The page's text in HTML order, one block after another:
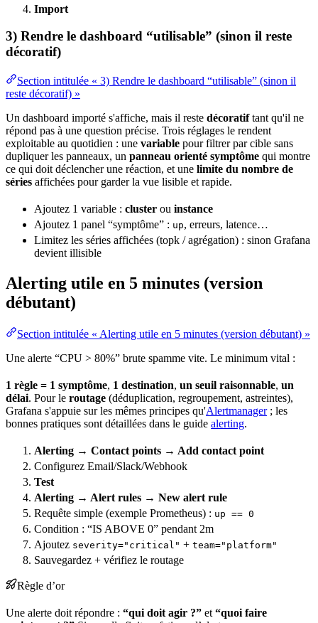
Import
3) Rendre le dashboard “utilisable” (sinon il reste
décoratif)
Section intitulée « 3) Rendre le dashboard “utilisable” (sinon il
reste décoratif) »
Un dashboard importé s'affiche, mais il reste décoratiftant qu'il ne
répond pas à une question précise. Trois réglages le rendent
exploitable au quotidien : une variable pour filtrer par cible sans
dupliquer les panneaux, un panneau orienté symptôme qui montre
ce qui doit déclencher une réaction, et une limite du nombre de
séries affichées pour garder la vue lisible et rapide.
Ajoutez 1 variable : cluster ou instance
Ajoutez 1 panel “symptôme” : up, erreurs, latence…
Limitez les séries affichées (topk / agrégation) : sinon Grafana
devient illisible
Alerting utile en 5 minutes (version
débutant)
Section intitulée « Alerting utile en 5 minutes (version débutant) »
Une alerte “CPU > 80%” brute spamme vite. Le minimum vital :
1 règle = 1 symptôme, 1 destination, un seuil raisonnable, un
délai. Pour le routage (déduplication, regroupement, astreintes),
Grafana s'appuie sur les mêmes principes qu'Alertmanager; les
bonnes pratiques sont détaillées dans le guide alerting.
Alerting → Contact points → Add contact point
Configurez Email/Slack/Webhook
Test
Alerting → Alert rules → New alert rule
Requête simple (exemple Prometheus) : up == 0
Condition : “IS ABOVE 0” pendant 2m
Ajoutez severity="critical" + team="platform"
Sauvegardez + vérifiez le routage
Règle d’or
Une alerte doit répondre : “qui doit agir ?” et “quoi faire